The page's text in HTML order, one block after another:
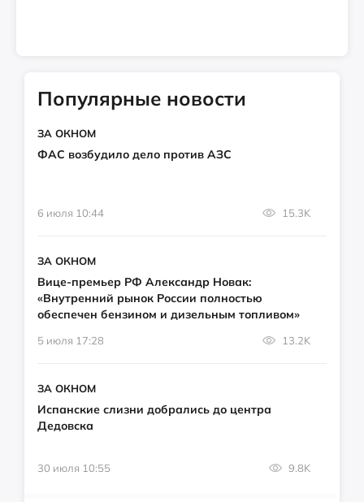
Популярные новости
ЗА ОКНОМ
ФАС возбудило дело против АЗС
6 июля 10:44 15.3K
ЗА ОКНОМ
Вице-премьер РФ Александр Новак:
«Внутренний рынок России полностью
обеспечен бензином и дизельным топливом»
5 июля 17:28 13.2K
ЗА ОКНОМ
Испанские слизни добрались до центра
Дедовска
30 июля 10:55 9.8K